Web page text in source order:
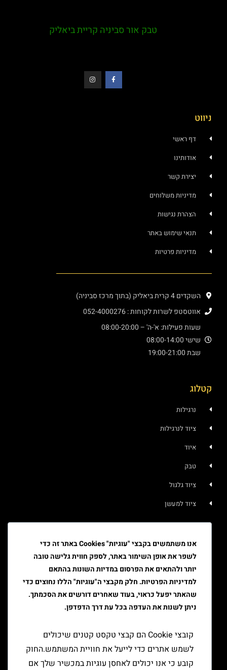
טבק אור סביניה קריית ביאליק
ניווט
דף ראשי
אודותינו
יצירת קשר
מדיניות משלוחים
הצהרת נגישות
תנאי שימוש באתר
מדיניות פרטיות
השקדים 4 קרית ביאליק (בתוך מרכז סביניה)
אווטסטפ לשרות לקוחות : 052-4000276
שעות פעילות: א'-ה' – 08:00-20:00
שישי 08:00-14:00
שבת 19:00-21:00
קטלוג
נרגילות
ציוד לנרגילות
איוד
טבק
ציוד גלגול
ציוד למעשן
יצירת קשר
אנו משתמשים בקבצי "עוגיות" Cookies באתר זה כדי
לשפר את אופן השימור באתר, לספק חווית גלישה טובה
יותר ולהתאים את הפרסום במדיות השונות בהתאם
למדיניות הפרטיות. חלק מקבצי ה"עוגיות" הללו נחוצים כדי
שהאתר יפעל כראוי, בעוד שאחרים דורשים את הסכמתך.
ניתן לשנות את העדפה בכל עת דרך הדפדפן.
קובצי Cookie הם קבצי טקסט קטנים שיכולים
לשמש אתרים כדי לייעל את חוויית המשתמש.החוק
קובע כי אנו יכולים לאחסן עוגיות במכשיר שלך אם